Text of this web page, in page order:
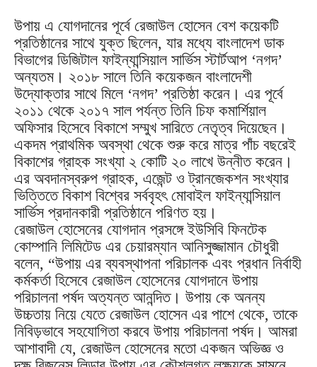
উপায় এ যোগদানের পূর্বে রেজাউল হোসেন বেশ কয়েকটি
প্রতিষ্ঠানের সাথে যুক্ত ছিলেন, যার মধ্যে বাংলাদেশ ডাক
বিভাগের ডিজিটাল ফাইন্যান্সিয়াল সার্ভিস স্টার্টআপ ‘নগদ’
অন্যতম। ২০১৮ সালে তিনি কয়েকজন বাংলাদেশী
উদ্যোক্তার সাথে মিলে ‘নগদ’ প্রতিষ্ঠা করেন। এর পূর্বে
২০১১ থেকে ২০১৭ সাল পর্যন্ত তিনি চিফ কমার্শিয়াল
অফিসার হিসেবে বিকাশে সম্মুখ সারিতে নেতৃত্ব দিয়েছেন।
একদম প্রাথমিক অবস্থা থেকে শুরু করে মাত্র পাঁচ বছরেই
বিকাশের গ্রাহক সংখ্যা ২ কোটি ২০ লাখে উন্নীত করেন।
এর অবদানস্বরুপ গ্রাহক, এজেন্ট ও ট্রানজেকশন সংখ্যার
ভিত্তিতে বিকাশ বিশ্বের সর্ববৃহৎ মোবাইল ফাইন্যান্সিয়াল
সার্ভিস প্রদানকারী প্রতিষ্ঠানে পরিণত হয়।
রেজাউল হোসেনের যোগদান প্রসঙ্গে ইউসিবি ফিনটেক
কোম্পানি লিমিটেড এর চেয়ারম্যান আনিসুজ্জামান চৌধুরী
বলেন, “উপায় এর ব্যবস্থাপনা পরিচালক এবং প্রধান নির্বাহী
কর্মকর্তা হিসেবে রেজাউল হোসেনের যোগদানে উপায়
পরিচালনা পর্ষদ অত্যন্ত আনন্দিত। উপায় কে অনন্য
উচ্চতায় নিয়ে যেতে রেজাউল হোসেন এর পাশে থেকে, তাকে
নিবিড়ভাবে সহযোগিতা করবে উপায় পরিচালনা পর্ষদ। আমরা
আশাবাদী যে, রেজাউল হোসেনের মতো একজন অভিজ্ঞ ও